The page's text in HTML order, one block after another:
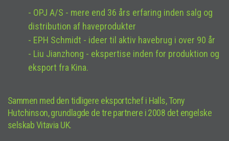
- OPJ A/S - mere end 36 års erfaring inden salg og
distribution af haveprodukter
- EPH Schmidt - ideer til aktiv havebrug i over 90 år
- Liu Jianzhong - ekspertise inden for produktion og
eksport fra Kina.
Sammen med den tidligere eksportchef i Halls, Tony
Hutchinson, grundlagde de tre partnere i 2008 det engelske
selskab Vitavia UK.